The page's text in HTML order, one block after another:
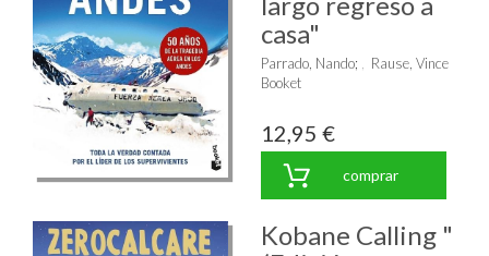
casa"
Parrado, Nando;
Rause, Vince
Booket
12,95 €
comprar
Kobane Calling "